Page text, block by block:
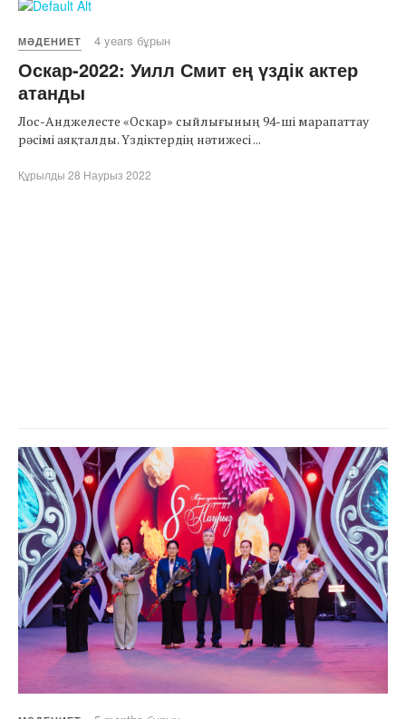
МӘДЕНИЕТ 4 years бұрын
Оскар-2022: Уилл Смит ең үздік актер
атанды
Лос-Анджелесте «Оскар» сыйлығының 94-ші марапаттау
рәсімі аяқталды. Үздіктердің нәтижесі ...
Құрылды 28 Наурыз 2022